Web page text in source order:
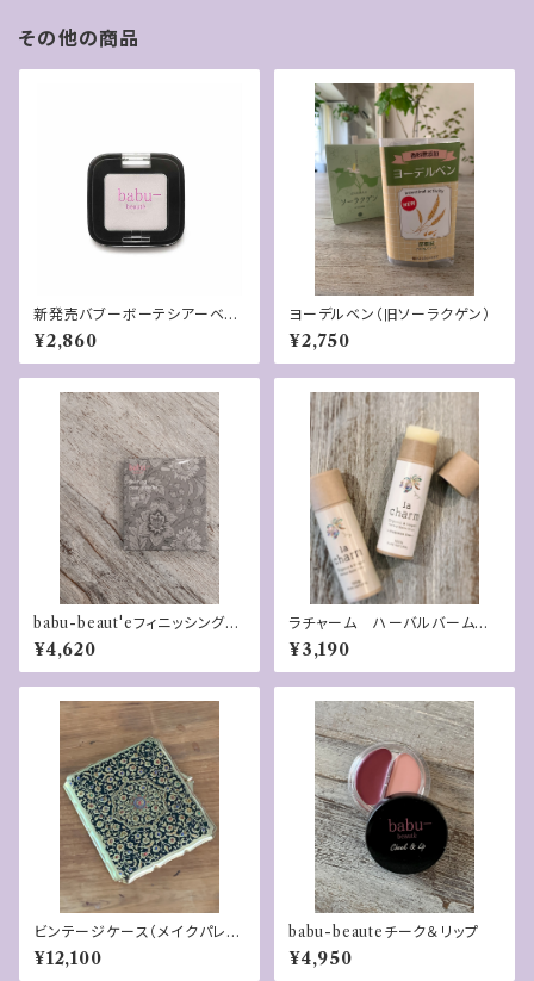
その他の商品
新発売バブーボーテシアーベー
ルハイライター（クリアーパー
ル）
¥2,860
ヨーデルベン（旧ソーラクゲン）
¥2,750
babu-beaut'eフィニッシングク
リア―パウダー・リフィル（パフ付
き）
¥4,620
ラチャーム ハーバルバームス
ティックF F（無香料タイプ）
¥3,190
ビンテージケース（メイクパレッ
トに！）
¥12,100
babu-beauteチーク＆リップ
¥4,950